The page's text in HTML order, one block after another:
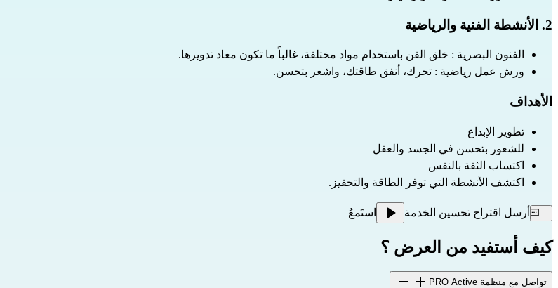
2. الأنشطة الفنية والرياضية
الفنون البصرية : خلق الفن باستخدام مواد مختلفة، غالباً ما تكون معاد تدويرها.
ورش عمل رياضية : تحرك، أنفق طاقتك، واشعر بتحسن.
الأهداف
تطوير الإبداع
للشعور بتحسن في الجسد والعقل
اكتساب الثقة بالنفس
اكتشف الأنشطة التي توفر الطاقة والتحفيز.
أرسل اقتراح تحسين الخدمة استَمعُ
كيف أستفيد من العرض ؟
تواصل مع منظمة PRO Active